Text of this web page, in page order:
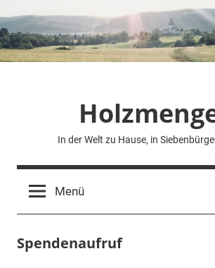
Inhalt
springen
In der Welt zu Hause, in
Menü
Spendenaufruf